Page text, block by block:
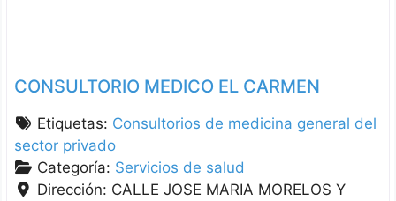
CONSULTORIO MEDICO EL CARMEN
Etiquetas: Consultorios de medicina general del
sector privado
Categoría: Servicios de salud
Dirección: CALLE JOSE MARIA MORELOS Y